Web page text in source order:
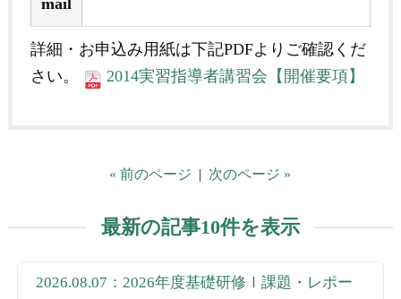
mail
詳細・お申込み用紙は下記PDFよりご確認くだ
さい。
2014実習指導者講習会【開催要項】
« 前のページ | 次のページ »
最新の記事10件を表示
2026.08.07：2026年度基礎研修Ⅰ課題・レポー